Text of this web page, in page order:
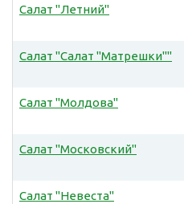
Салат "Летний"
Салат "Салат "Матрешки""
Салат "Молдова"
Салат "Московский"
Салат "Невеста"